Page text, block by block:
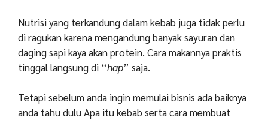
Nutrisi yang terkandung dalam kebab juga tidak perlu
di ragukan karena mengandung banyak sayuran dan
daging sapi kaya akan protein. Cara makannya praktis
tinggal langsung di “hap” saja.
Tetapi sebelum anda ingin memulai bisnis ada baiknya
anda tahu dulu Apa itu kebab serta cara membuat